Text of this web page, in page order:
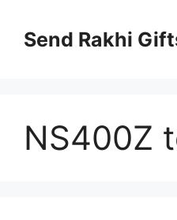
contentSend Rakhi
NS400Z